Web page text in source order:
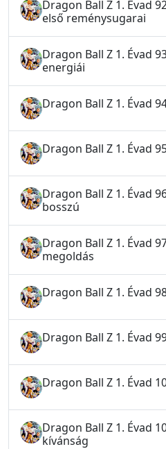
Dragon Ball Z 1. Évad
első reménysugarai
Dragon Ball Z 1. Évad
energiái
Dragon Ball Z 1. Évad
Dragon Ball Z 1. Évad
Dragon Ball Z 1. Évad
bosszú
Dragon Ball Z 1. Évad
megoldás
Dragon Ball Z 1. Évad
Dragon Ball Z 1. Évad
Dragon Ball Z 1. Évad
Dragon Ball Z 1. Évad
kívánság